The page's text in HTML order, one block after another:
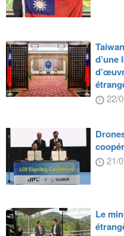
d’une
22/
21/
Le